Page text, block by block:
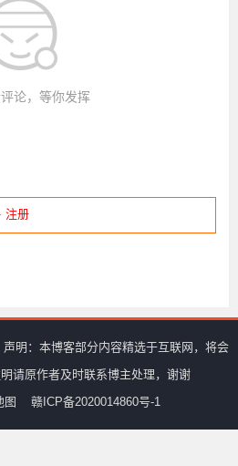
论，等你发挥
· 注册
声明：本博客部分内容精选于互联网，将会
请原作者及时联系博主处理，谢谢
图 赣ICP备2020014860号-1